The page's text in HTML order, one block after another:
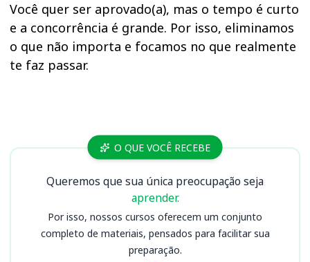
Você quer ser aprovado(a), mas o tempo é curto
e a concorrência é grande. Por isso, eliminamos
o que não importa e focamos no que realmente
te faz passar.
Cursos O QUE VOCÊ RECEBE
Queremos que sua única preocupação seja
aprender.
Por isso, nossos cursos oferecem um conjunto
completo de materiais, pensados para facilitar sua
preparação.